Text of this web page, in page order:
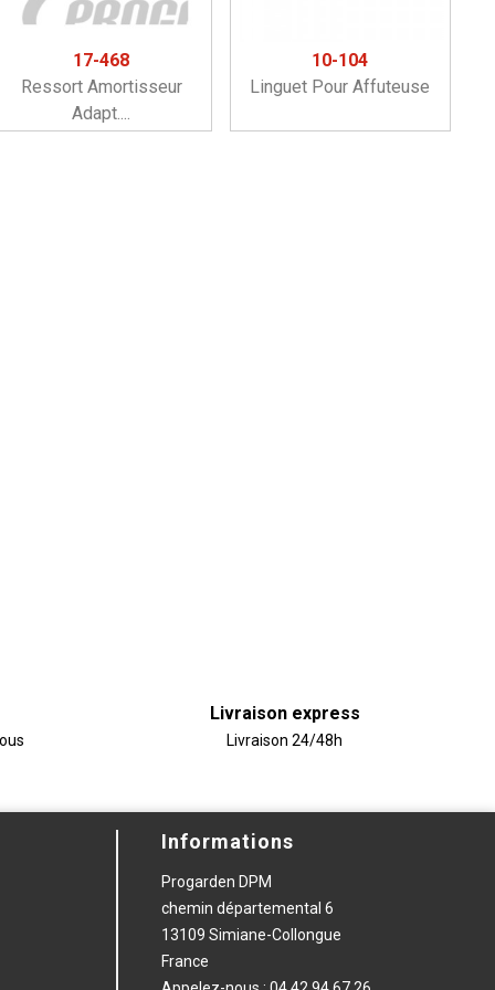
17-468
Ressort Amortisseur
Adapt....
10-104
Linguet Pour Affuteuse
Livraison express
Livraison 24/48h
Informations
Progarden DPM
chemin départemental 6
13109 Simiane-Collongue
France